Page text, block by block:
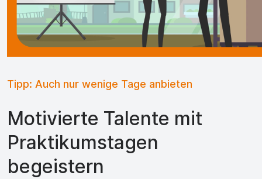
Tipp: Auch nur wenige Tage anbieten
Motivierte Talente mit
Praktikumstagen
begeistern